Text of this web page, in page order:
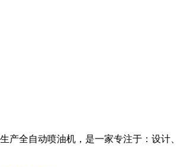
产全自动喷油机，是一家专注于：设